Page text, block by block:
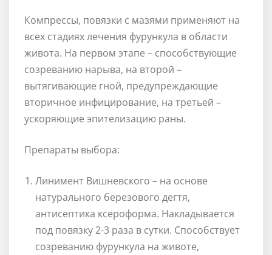
Компрессы, повязки с мазями применяют на
всех стадиях лечения фурункула в области
живота. На первом этапе – способствующие
созреванию нарыва, на второй –
вытягивающие гной, предупреждающие
вторичное инфицирование, на третьей –
ускоряющие эпителизацию раны.
Препараты выбора:
Линимент Вишневского – на основе
натурального березового дегтя,
антисептика ксероформа. Накладывается
под повязку 2-3 раза в сутки. Способствует
созреванию фурункула на животе,